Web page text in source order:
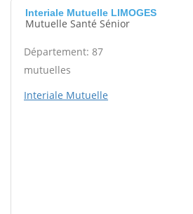
Interiale Mutuelle LIMOGES
Mutuelle Santé Sénior
Département: 87
mutuelles
Interiale Mutuelle